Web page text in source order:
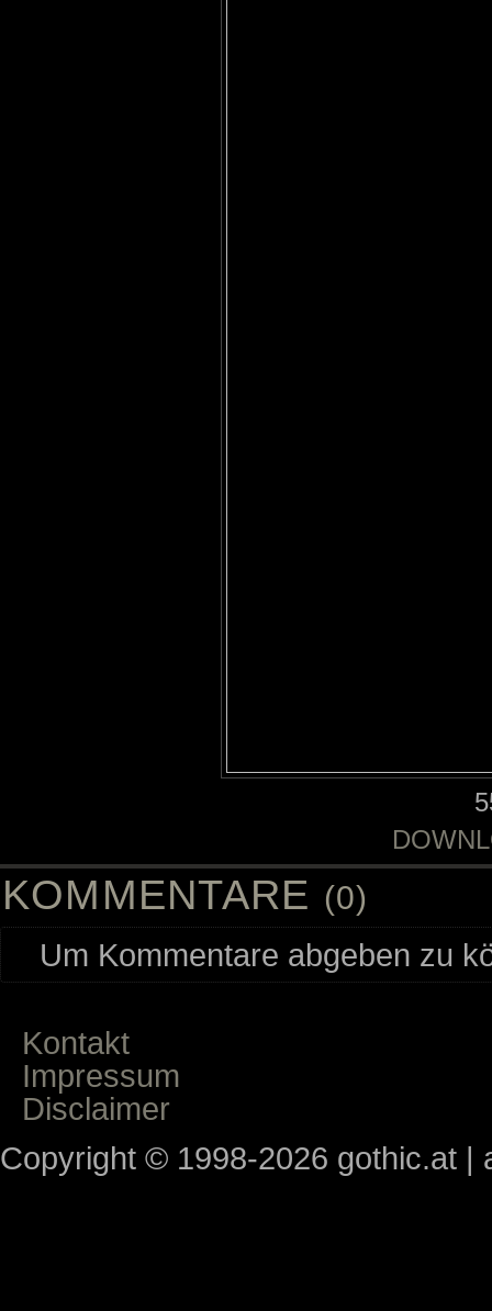
KOMMENTARE (0)
Um Kommentare abgeben zu
Kontakt
Impressum
Disclaimer
Copyright © 1998-2026 gothic.at |